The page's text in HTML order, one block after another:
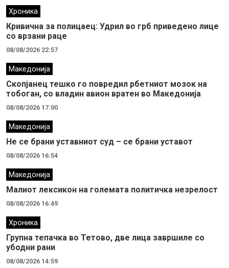
Хроника
Кривична за полицаец: Удрил во грб приведено лице
со врзани раце
08/08/2026 22:57
Македонија
Скопјанец тешко го повредил рбетниот мозок на
тобоган, со владин авион вратен во Македонија
08/08/2026 17:00
Македонија
Не се брани уставниот суд – се брани уставот
08/08/2026 16:54
Македонија
Малиот лексикон на големата политичка незрелост
08/08/2026 16:49
Хроника
Групна тепачка во Тетово, две лица завршиле со
убодни рани
08/08/2026 14:59